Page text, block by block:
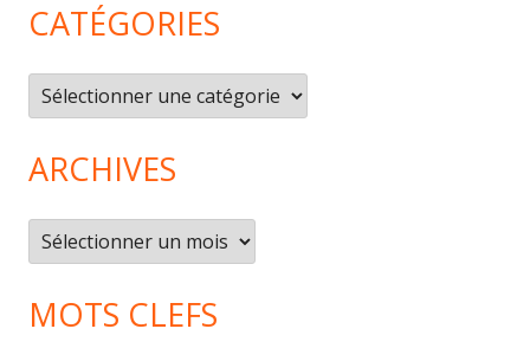
CATÉGORIES
Catégories
ARCHIVES
Archives
MOTS CLEFS